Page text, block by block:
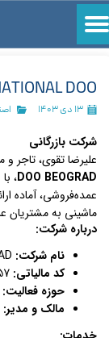
حساب کاربری من
سفارشات
خروج از حساب
DOO
۱۳ دی ۱۴۰۳
شرکت بازرگانی
علیرضا تقوی، تاجر
DOO BEOGRAD،
عمده‌فروشی، آماده
ماشینی به مشتریان
درباره شرکت:
نام شرکت:
کد مالیاتی:
حوزه فعالیت:
مالک و مدیر: